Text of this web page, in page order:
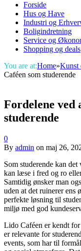
Forside
Hus og Have
Industri og
Boligindretning
Service og
Shopping og deals
You are at:Home»Kunst
Caféen som studerende
Fordelene ved
studerende
0
By admin on maj 26,
Som studerende kan
kan læse i fred og ro
Samtidig ønsker man
uden at det ruinerer ens
perfekte løsning til
miljø med god
Lido Caféen er kendt for
er relevante for
events, som har til